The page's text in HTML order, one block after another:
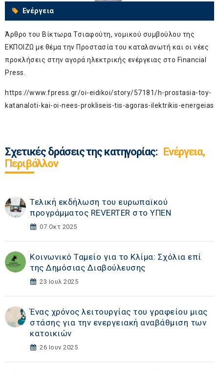
Ενέργεια
Άρθρο του Βίκτωρα Τσιαφούτη, νομικού συμβούλου της
ΕΚΠΟΙΖΩ με θέμα την Προστασία του καταλανωτή και οι νέες
προκλήσεις στην αγορά ηλεκτρικής ενέργειας στο Financial
Press.
https://www.fpress.gr/oi-eidikoi/story/57181/h-prostasia-toy-
katanaloti-kai-oi-nees-prokliseis-tis-agoras-ilektrikis-energeias
Σχετικές δράσεις της κατηγορίας: Ενέργεια,
Περιβάλλον
Τελική εκδήλωση του ευρωπαϊκού
προγράμματος REVERTER στο ΥΠΕΝ
07 Οκτ 2025
Κοινωνικό Ταμείο για το Κλίμα: Σχόλια επί
της Δημόσιας Διαβούλευσης
23 Ιουλ 2025
Ένας χρόνος λειτουργίας του γραφείου μιας
στάσης για την ενεργειακή αναβάθμιση των
κατοικιών
26 Ιουν 2025